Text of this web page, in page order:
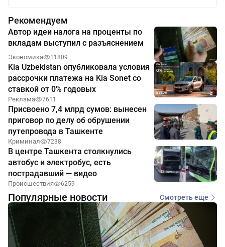
Рекомендуем
Автор идеи налога на проценты по
вкладам выступил с разъяснением
Экономика 11809
Kia Uzbekistan опубликовала условия
рассрочки платежа на Kia Sonet со
ставкой от 0% годовых
Реклама 7611
Присвоено 7,4 млрд сумов: вынесен
приговор по делу об обрушении
путепровода в Ташкенте
Криминал 7238
В центре Ташкента столкнулись
автобус и электробус, есть
пострадавший — видео
Происшествия 6259
Популярные новости Смотреть еще